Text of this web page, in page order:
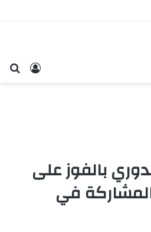
تسجيل
بالفوز على
في